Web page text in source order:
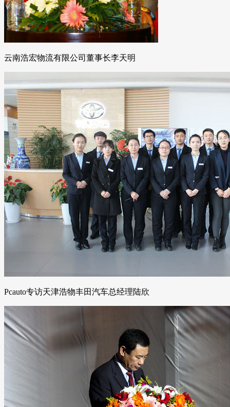
云南浩宏物流有限公司董事长李天明
Pcauto专访天津浩物丰田汽车总经理陆欣